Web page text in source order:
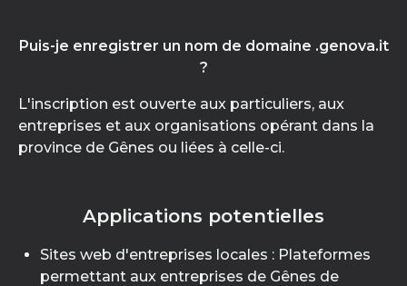
Puis-je enregistrer un nom de domaine .genova.it
?
L'inscription est ouverte aux particuliers, aux
entreprises et aux organisations opérant dans la
province de Gênes ou liées à celle-ci.
Applications potentielles
Sites web d'entreprises locales : Plateformes
permettant aux entreprises de Gênes de